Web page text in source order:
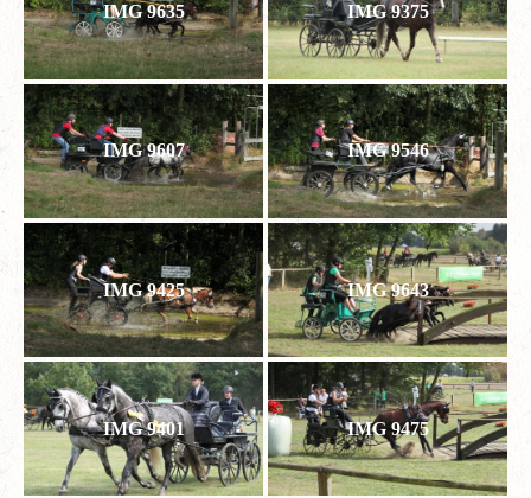
IMG 9635 IMG 9375
IMG 9607 IMG 9546
IMG 9425 IMG 9643
IMG 9401 IMG 9475